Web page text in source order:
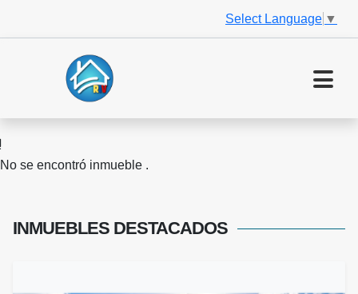
Select Language ▼
No se encontró inmueble .
INMUEBLES DESTACADOS